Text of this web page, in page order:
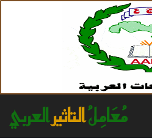
مُعَامِلُالتاثيرالعربي